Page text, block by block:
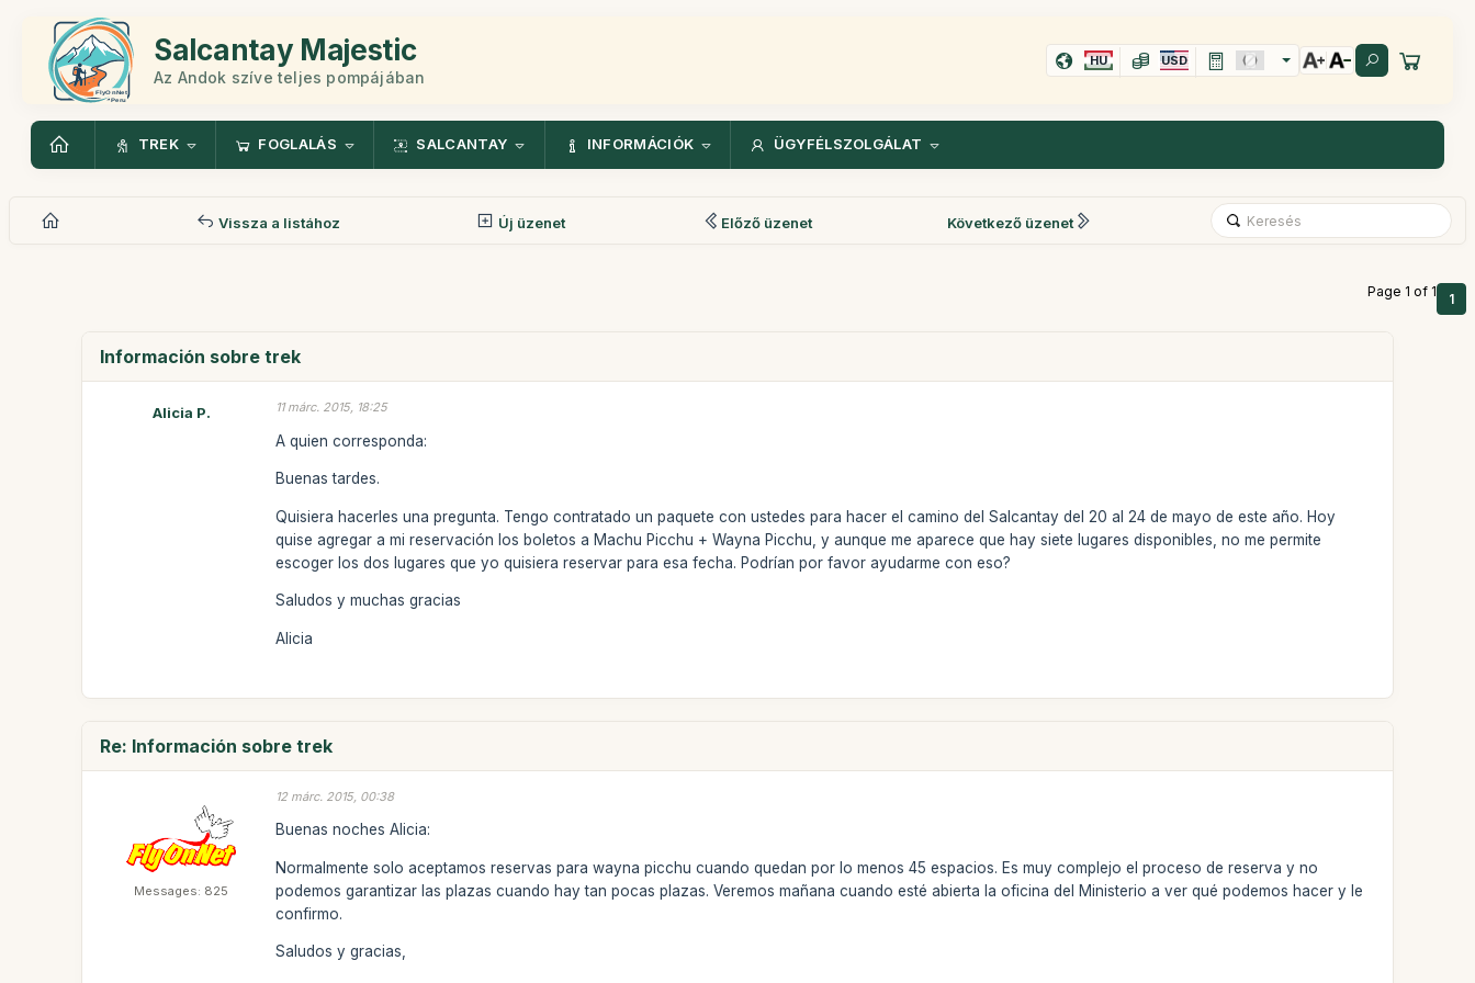
Salcantay Majestic
Az Andok szíve teljes pompájában
HU USD
TREK FOGLALÁS SALCANTAY INFORMÁCIÓK ÜGYFÉLSZOLGÁLAT
Vissza a listához Új üzenet Előző üzenet Következő üzenet
Page 1 of 1 1
Información sobre trek
Alicia P. 11 márc. 2015, 18:25
A quien corresponda:
Buenas tardes.
Quisiera hacerles una pregunta. Tengo contratado un paquete con ustedes para hacer el camino del Salcantay del 20 al 24 de mayo de este año. Hoy
quise agregar a mi reservación los boletos a Machu Picchu + Wayna Picchu, y aunque me aparece que hay siete lugares disponibles, no me permite
escoger los dos lugares que yo quisiera reservar para esa fecha. Podrían por favor ayudarme con eso?
Saludos y muchas gracias
Alicia
Re: Información sobre trek
Messages: 825
12 márc. 2015, 00:38
Buenas noches Alicia:
Normalmente solo aceptamos reservas para wayna picchu cuando quedan por lo menos 45 espacios. Es muy complejo el proceso de reserva y no
podemos garantizar las plazas cuando hay tan pocas plazas. Veremos mañana cuando esté abierta la oficina del Ministerio a ver qué podemos hacer y le
confirmo.
Saludos y gracias,